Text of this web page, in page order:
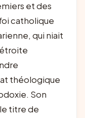
et des
catholique
qui niait
théologique
Son
titre de